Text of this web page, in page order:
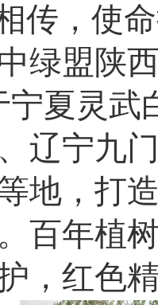
传，使
绿盟陕
宁夏灵
辽宁九
地，打
百年植
，红色